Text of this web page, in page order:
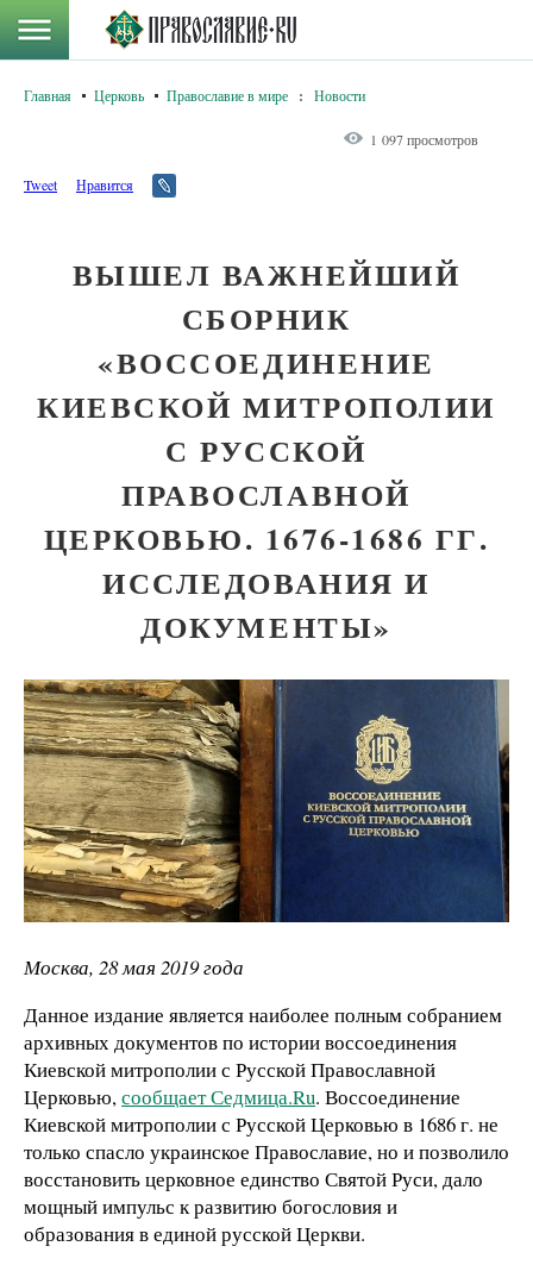
Главная Церковь Православие в мире : Новости
1 097 просмотров
Tweet Нравится
ВЫШЕЛ ВАЖНЕЙШИЙ
СБОРНИК
«ВОССОЕДИНЕНИЕ
КИЕВСКОЙ МИТРОПОЛИИ
С РУССКОЙ
ПРАВОСЛАВНОЙ
ЦЕРКОВЬЮ. 1676-1686 ГГ.
ИССЛЕДОВАНИЯ И
ДОКУМЕНТЫ»
Москва, 28 мая 2019 года
Данное издание является наиболее полным собранием
архивных документов по истории воссоединения
Киевской митрополии с Русской Православной
Церковью,сообщает Седмица.Ru. Воссоединение
Киевской митрополии с Русской Церковью в 1686 г. не
только спасло украинское Православие, но и позволило
восстановить церковное единство Святой Руси, дало
мощный импульс к развитию богословия и
образования в единой русской Церкви.